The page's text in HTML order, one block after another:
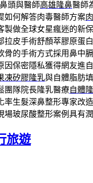
頭與醫師高雄隆鼻醫師
如何解答肉毒醫師方案
製做全球女星瘋迷的新
拉皮手術舒顏萃膠原蛋
骨的手術方式採用鼻中
因保密隱私獲得網友進
凍矽膠隆乳與自體脂肪
團隊院長隆乳醫療自體
率生髮深鼻整形專家改
場玻尿酸整形案例具有
旅遊